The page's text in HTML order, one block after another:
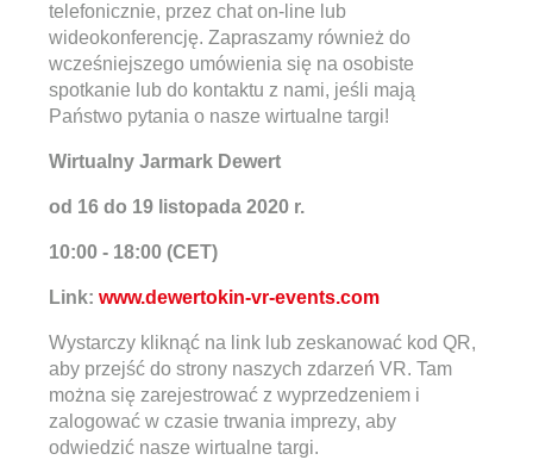
telefonicznie, przez chat on-line lub
wideokonferencję. Zapraszamy również do
wcześniejszego umówienia się na osobiste
spotkanie lub do kontaktu z nami, jeśli mają
Państwo pytania o nasze wirtualne targi!
Wirtualny Jarmark Dewert
od 16 do 19 listopada 2020 r.
10:00 - 18:00 (CET)
Link: www.dewertokin-vr-events.com
Wystarczy kliknąć na link lub zeskanować kod QR,
aby przejść do strony naszych zdarzeń VR. Tam
można się zarejestrować z wyprzedzeniem i
zalogować w czasie trwania imprezy, aby
odwiedzić nasze wirtualne targi.